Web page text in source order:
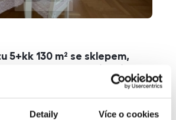
Detaily Více o cookies
5+kk 130 m² se sklepem,
sklep výtah